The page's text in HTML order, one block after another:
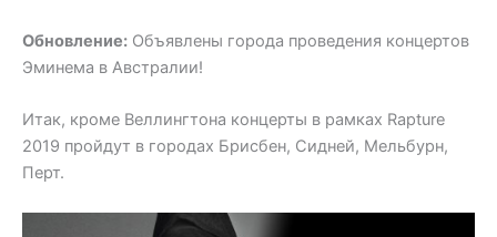
Обновление: Объявлены города проведения концертов
Эминема в Австралии!
Итак, кроме Веллингтона концерты в рамках Rapture
2019 пройдут в городах Брисбен, Сидней, Мельбурн,
Перт.